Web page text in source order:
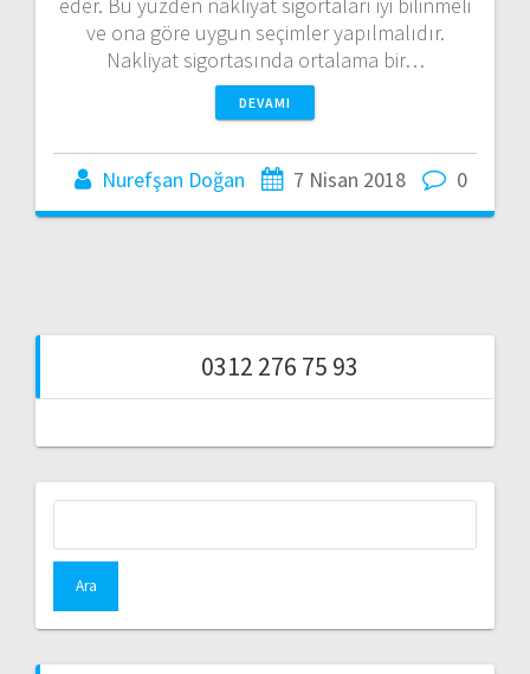
ve ona göre uygun seçimler yapılmalıdır.
Nakliyat sigortasında ortalama bir…
DEVAMI
Nurefşan Doğan 7 Nisan 2018 0
0312 276 75 93